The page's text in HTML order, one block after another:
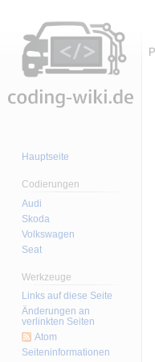
Hauptseite
Codierungen
Audi
Skoda
Volkswagen
Seat
Werkzeuge
Links auf diese Seite
Änderungen an
verlinkten Seiten
Atom
Seiten­­informationen